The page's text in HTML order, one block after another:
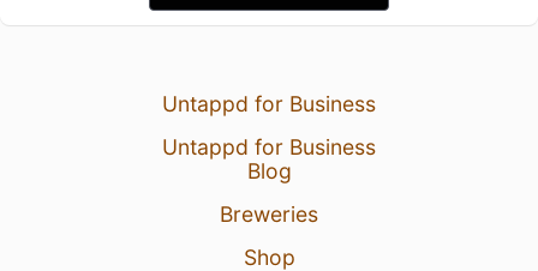
Untappd for Business
Untappd for Business
Blog
Breweries
Shop